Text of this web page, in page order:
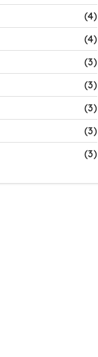
(4)
(4)
(3)
(3)
(3)
(3)
(3)